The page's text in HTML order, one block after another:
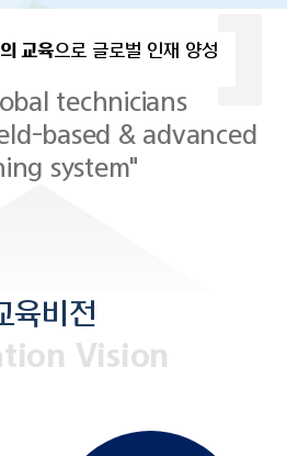
교육으로 글로벌 인재 양성
technicians
based & advanced
system"
육비전
Vision